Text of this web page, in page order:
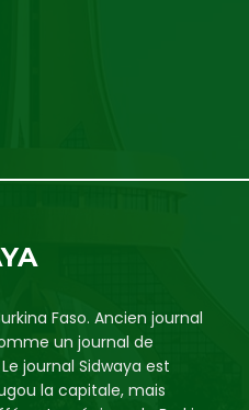
Faso. Ancien journal
un journal de
journal Sidwaya est
la capitale, mais